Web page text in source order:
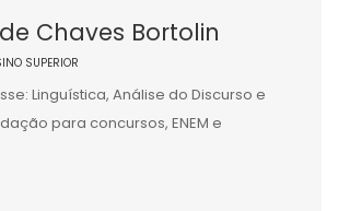
Chaves Bortolin
SUPERIOR
Linguística, Análise do Discurso e
para concursos, ENEM e